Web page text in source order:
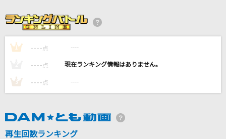
花束
back number
キタニタツヤ
BAD HOP
1 ---- 点 ----
---- 点 ----
3 ---- 点 ----
再生回数ランキング